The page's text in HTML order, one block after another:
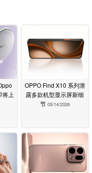
将上
OPPO Find X10 系列泄
露多款机型显示屏新细
节 05/14/2026